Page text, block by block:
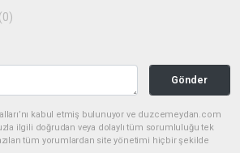
(0)
Gönder
kabul etmiş bulunuyor ve duzcemeydan.com
ilgili doğrudan veya dolaylı tüm sorumluluğu tek
tüm yorumlardan site yönetimi hiçbir şekilde